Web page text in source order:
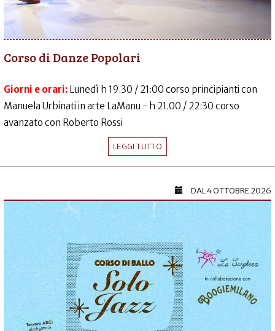
Corso di Danze Popolari
Giorni e orari: Lunedì h 19.30 / 21:00 corso principianti con
Manuela Urbinati in arte LaManu - h 21.00 / 22:30 corso
avanzato con Roberto Rossi
LEGGI TUTTO
DAL4 OTTOBRE 2026